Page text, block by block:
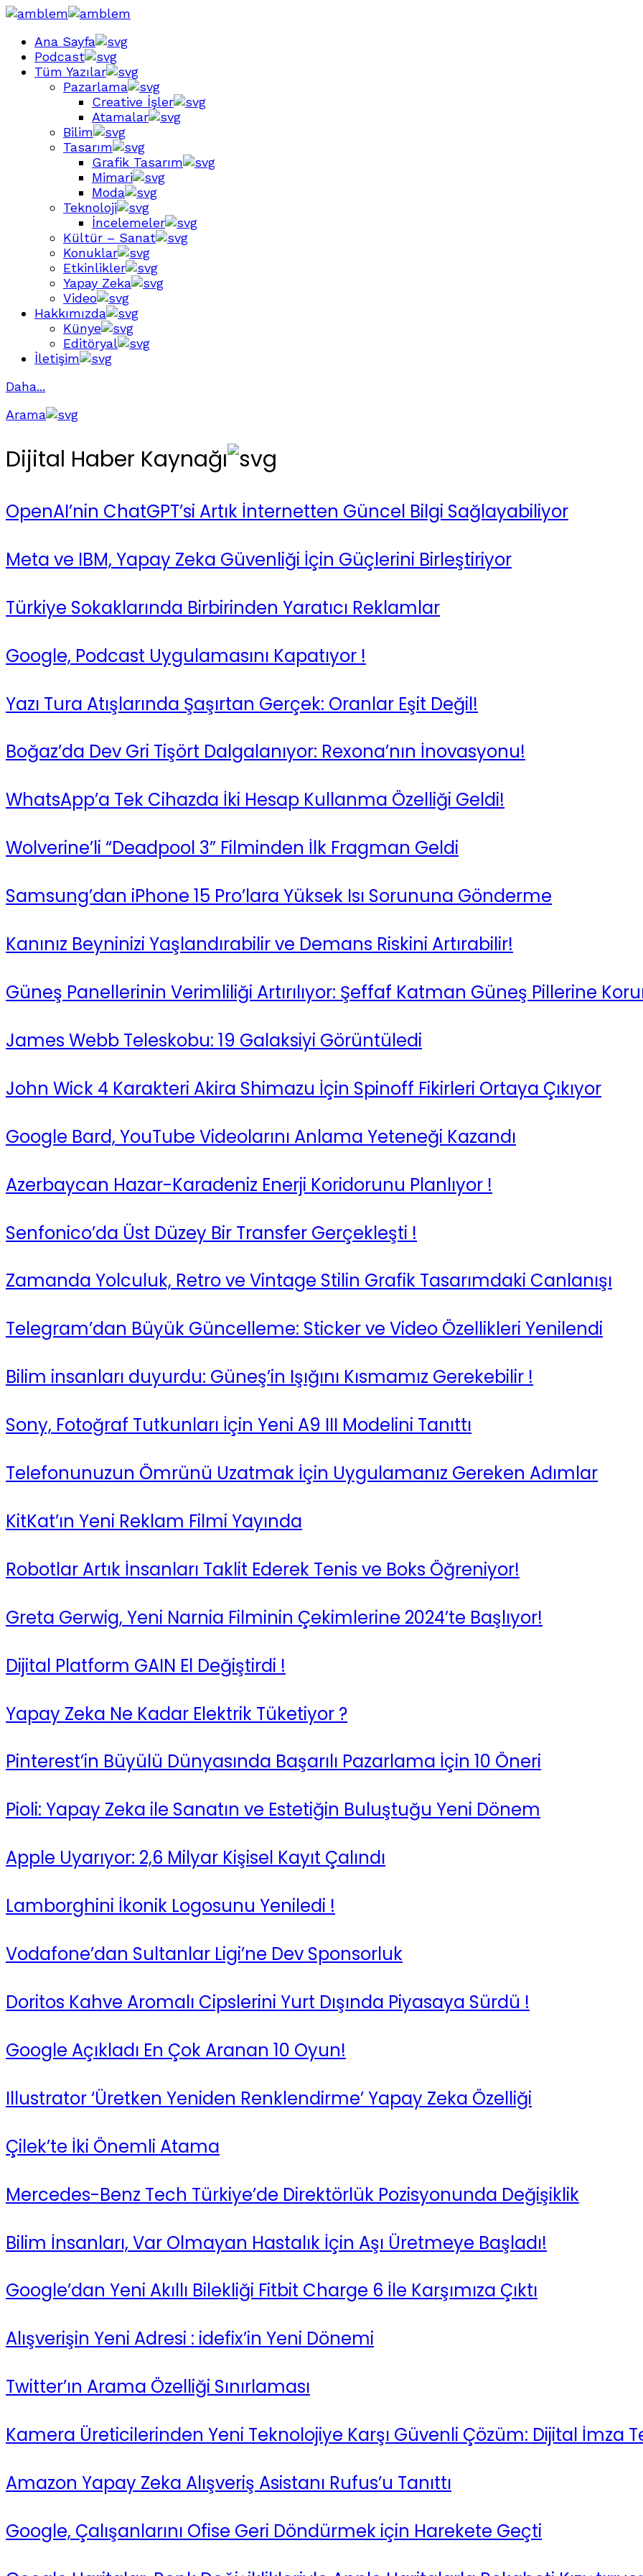
Ana Sayfa
Podcast
Tüm Yazılar
Pazarlama
Creative İşler
Atamalar
Bilim
Tasarım
Grafik Tasarım
Mimari
Moda
Teknoloji
İncelemeler
Kültür – Sanat
Konuklar
Etkinlikler
Yapay Zeka
Video
Hakkımızda
Künye
Editöryal
İletişim
Daha...
Arama
Dijital Haber Kaynağı
OpenAI’nin ChatGPT’si Artık İnternetten Güncel Bilgi Sağlayabiliyor
Meta ve IBM, Yapay Zeka Güvenliği İçin Güçlerini Birleştiriyor
Türkiye Sokaklarında Birbirinden Yaratıcı Reklamlar
Google, Podcast Uygulamasını Kapatıyor !
Yazı Tura Atışlarında Şaşırtan Gerçek: Oranlar Eşit Değil!
Boğaz’da Dev Gri Tişört Dalgalanıyor: Rexona’nın İnovasyonu!
WhatsApp’a Tek Cihazda İki Hesap Kullanma Özelliği Geldi!
Wolverine’li “Deadpool 3” Filminden İlk Fragman Geldi
Samsung’dan iPhone 15 Pro’lara Yüksek Isı Sorununa Gönderme
Kanınız Beyninizi Yaşlandırabilir ve Demans Riskini Artırabilir!
Güneş Panellerinin Verimliliği Artırılıyor: Şeffaf Katman Güneş Pillerine
James Webb Teleskobu: 19 Galaksiyi Görüntüledi
John Wick 4 Karakteri Akira Shimazu İçin Spinoff Fikirleri Ortaya Çıkıyor
Google Bard, YouTube Videolarını Anlama Yeteneği Kazandı
Azerbaycan Hazar-Karadeniz Enerji Koridorunu Planlıyor !
Senfonico’da Üst Düzey Bir Transfer Gerçekleşti !
Zamanda Yolculuk, Retro ve Vintage Stilin Grafik Tasarımdaki Canlanışı
Telegram’dan Büyük Güncelleme: Sticker ve Video Özellikleri Yenilendi
Bilim insanları duyurdu: Güneş’in Işığını Kısmamız Gerekebilir !
Sony, Fotoğraf Tutkunları İçin Yeni A9 III Modelini Tanıttı
Telefonunuzun Ömrünü Uzatmak İçin Uygulamanız Gereken Adımlar
KitKat’ın Yeni Reklam Filmi Yayında
Robotlar Artık İnsanları Taklit Ederek Tenis ve Boks Öğreniyor!
Greta Gerwig, Yeni Narnia Filminin Çekimlerine 2024’te Başlıyor!
Dijital Platform GAIN El Değiştirdi !
Yapay Zeka Ne Kadar Elektrik Tüketiyor ?
Pinterest’in Büyülü Dünyasında Başarılı Pazarlama İçin 10 Öneri
Pioli: Yapay Zeka ile Sanatın ve Estetiğin Buluştuğu Yeni Dönem
Apple Uyarıyor: 2,6 Milyar Kişisel Kayıt Çalındı
Lamborghini İkonik Logosunu Yeniledi !
Vodafone’dan Sultanlar Ligi’ne Dev Sponsorluk
Doritos Kahve Aromalı Cipslerini Yurt Dışında Piyasaya Sürdü !
Google Açıkladı En Çok Aranan 10 Oyun!
Illustrator ‘Üretken Yeniden Renklendirme’ Yapay Zeka Özelliği
Çilek’te İki Önemli Atama
Mercedes-Benz Tech Türkiye’de Direktörlük Pozisyonunda Değişiklik
Bilim İnsanları, Var Olmayan Hastalık İçin Aşı Üretmeye Başladı!
Google’dan Yeni Akıllı Bilekliği Fitbit Charge 6 İle Karşımıza Çıktı
Alışverişin Yeni Adresi : idefix’in Yeni Dönemi
Twitter’ın Arama Özelliği Sınırlaması
Kamera Üreticilerinden Yeni Teknolojiye Karşı Güvenli Çözüm: Dijital İmza
Amazon Yapay Zeka Alışveriş Asistanı Rufus’u Tanıttı
Google, Çalışanlarını Ofise Geri Döndürmek için Harekete Geçti